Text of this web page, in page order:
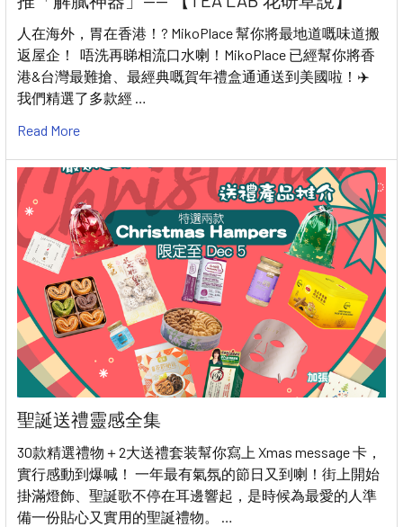
人在海外，胃在香港！? MikoPlace 幫你將最地道嘅味道搬
返屋企！ 唔洗再睇相流口水喇！MikoPlace 已經幫你將香
港&台灣最難搶、最經典嘅賀年禮盒通通送到美國啦！✈️
我們精選了多款經 …
Read More
聖誕送禮靈感全集
30款精選禮物＋2大送禮套装幫你寫上 Xmas message 卡，
實行感動到爆喊！ 一年最有氣氛的節日又到喇！街上開始
掛滿燈飾、聖誕歌不停在耳邊響起，是時候為最愛的人準
備一份貼心又實用的聖誕禮物。 …